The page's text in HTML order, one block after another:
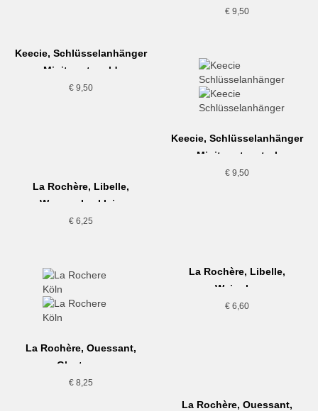
€ 9,50
Keecie, Schlüsselanhänger
Minitweet, gold
€9,50
Keecie, Schlüsselanhänger
Minitweet, petrol
€ 9,50
La Rochère, Libelle,
Wasserglas klein
€6,25
La Rochère, Libelle,
Weinglas
€ 6,60
La Rochère, Ouessant,
Glastasse
€8,25
La Rochère, Ouessant,